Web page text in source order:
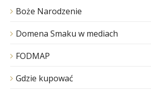
Boże Narodzenie
Domena Smaku w mediach
FODMAP
Gdzie kupować